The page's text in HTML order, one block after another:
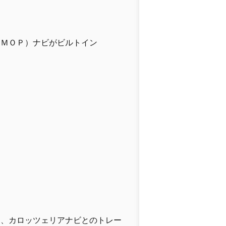
ＯＰ）ナビがビルトイン
カロッツェリアナビとのトレー